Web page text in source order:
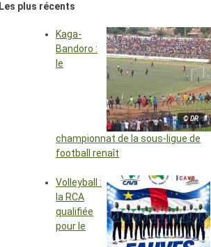
Les plus récents
© DR
Kaga-
Bandoro :
le
championnat de la sous-ligue de
football renaît
Volleyball :
la RCA
qualifiée
pour le